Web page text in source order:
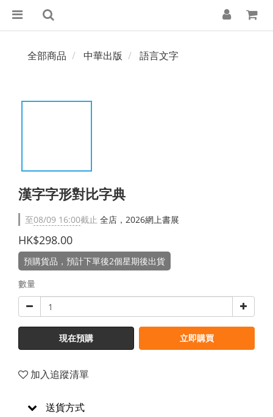
全部商品 中華出版 語言文字
漢字字形對比字典
至08/09 16:00截止 全店，2026網上書展
HK$298.00
預購貨品，預計下單後2個星期後出貨
數量
現在預購 立即購買
加入追蹤清單
送貨方式